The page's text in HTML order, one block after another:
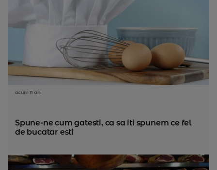
acum 11 ani
Spune-ne cum gatesti, ca sa iti spunem ce fel
de bucatar esti